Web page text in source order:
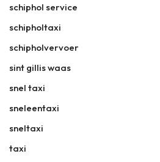
schiphol service
schipholtaxi
schipholvervoer
sint gillis waas
snel taxi
sneleentaxi
sneltaxi
taxi